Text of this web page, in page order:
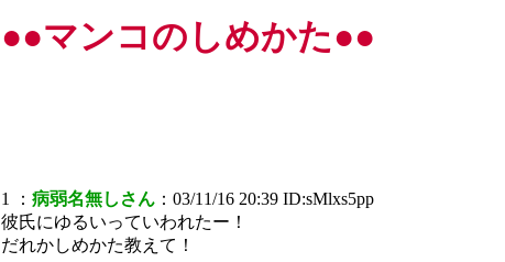
●●マンコのしめかた●●
1 ： 病弱名無しさん ：03/11/16 20:39 ID:sMlxs5pp
彼氏にゆるいっていわれたー！
だれかしめかた教えて！